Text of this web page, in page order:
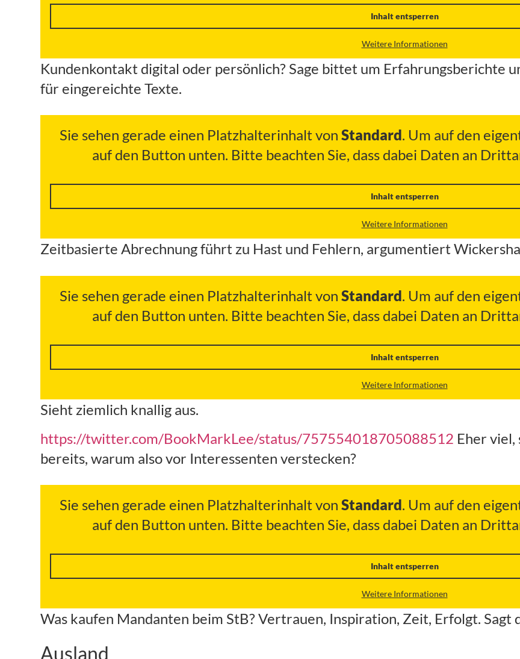
Inhalt entsperren
Weitere Informationen
Kundenkontakt digital oder persönlich? Sage bittet um Erfahrungsberichte
für eingereichte Texte.
Sie sehen gerade einen Platzhalterinhalt von Standard. Um auf den
auf den Button unten. Bitte beachten Sie, dass dabei Daten an
Inhalt entsperren
Weitere Informationen
Zeitbasierte Abrechnung führt zu Hast und Fehlern, argumentiert
Sie sehen gerade einen Platzhalterinhalt von Standard. Um auf den
auf den Button unten. Bitte beachten Sie, dass dabei Daten an
Inhalt entsperren
Weitere Informationen
Sieht ziemlich knallig aus.
https://twitter.com/BookMarkLee/status/757554018705088512 Eher viel,
bereits, warum also vor Interessenten verstecken?
Sie sehen gerade einen Platzhalterinhalt von Standard. Um auf den
auf den Button unten. Bitte beachten Sie, dass dabei Daten an
Inhalt entsperren
Weitere Informationen
Was kaufen Mandanten beim StB? Vertrauen, Inspiration, Zeit, Erfolgt.
Ausland